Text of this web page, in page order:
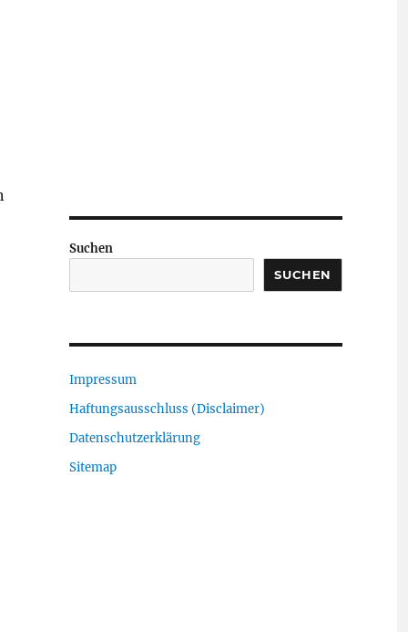
Suchen
SUCHEN
Impressum
Haftungsausschluss (Disclaimer)
Datenschutzerklärung
Sitemap